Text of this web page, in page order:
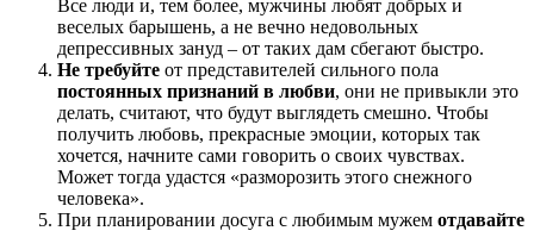
Все люди и, тем более, мужчины любят добрых и
веселых барышень, а не вечно недовольных
депрессивных зануд – от таких дам сбегают быстро.
Не требуйте от представителей сильного пола
постоянных признаний в любви, они не привыкли это
делать, считают, что будут выглядеть смешно. Чтобы
получить любовь, прекрасные эмоции, которых так
хочется, начните сами говорить о своих чувствах.
Может тогда удастся «разморозить этого снежного
человека».
При планировании досуга с любимым мужем отдавайте